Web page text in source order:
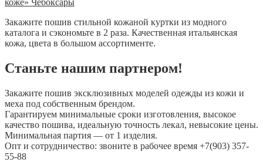
Закажите пошив стильной кожаной куртки из модного
каталога и сэкономьте в 2 раза. Качественная итальянская
кожа, цвета в большом ассортименте.
Станьте нашим партнером!
Закажите пошив эксклюзивных моделей одежды из кожи и
меха под собственным брендом.
Гарантируем минимальные сроки изготовления, высокое
качество пошива, идеальную точность лекал, невысокие цены.
Минимальная партия — от 1 изделия.
Опт и сотрудничество: звоните в рабочее время +7(903) 357-
55-88